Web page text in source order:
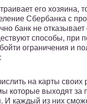
его хозяина,
Сбербанка с
банк не отказывает
способы, при
ограничения и
на карты своих
которые выходят за
И каждый из них